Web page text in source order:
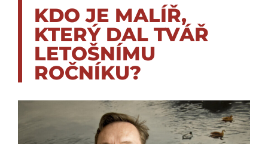
KDO JE MALÍŘ,
KTERÝ DAL TVÁŘ
LETOŠNÍMU
ROČNÍKU?